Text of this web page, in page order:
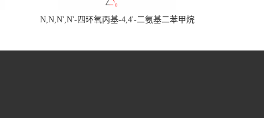
N,N,N',N'-四环氧丙基-4,4'-二氨基二苯甲烷